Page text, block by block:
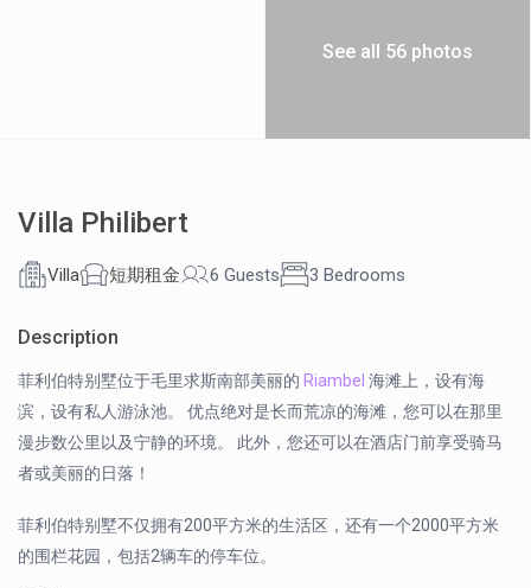
See all 56 photos
Villa Philibert
Villa 短期租金 6 Guests 3 Bedrooms
Description
菲利伯特别墅位于毛里求斯南部美丽的 Riambel 海滩上，设有海
滨，设有私人游泳池。 优点绝对是长而荒凉的海滩，您可以在那里
漫步数公里以及宁静的环境。 此外，您还可以在酒店门前享受骑马
者或美丽的日落！
菲利伯特别墅不仅拥有200平方米的生活区，还有一个2000平方米
的围栏花园，包括2辆车的停车位。